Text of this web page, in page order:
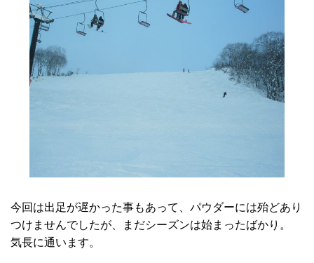
今回は出足が遅かった事もあって、パウダーには殆どあり
つけませんでしたが、まだシーズンは始まったばかり。
気長に通います。